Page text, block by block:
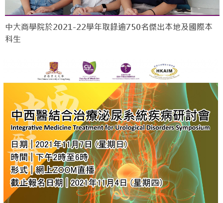
中大商學院於2021-22學年取錄逾750名傑出本地及國際本
科生